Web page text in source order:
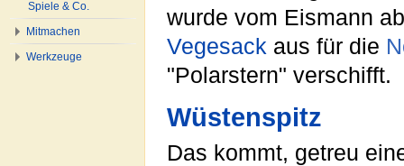
wurde vom Eismann
Vegesack aus für die
"Polarstern" verschifft.
Wüstenspitz
Das kommt, getreu
Spiele & Co.
Mitmachen
Werkzeuge